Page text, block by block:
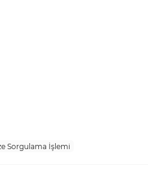
Sorgulama İşlemi